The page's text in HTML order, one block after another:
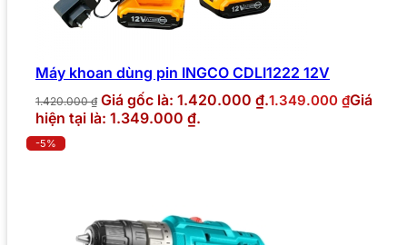
Máy khoan dùng pin INGCO CDLI1222 12V
1.420.000₫ Giá gốc là: 1.420.000 ₫.1.349.000 ₫Giá
hiện tại là: 1.349.000 ₫.
-5%